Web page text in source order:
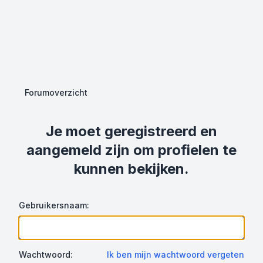
Forumoverzicht
Je moet geregistreerd en
aangemeld zijn om profielen te
kunnen bekijken.
Gebruikersnaam:
Wachtwoord: Ik ben mijn wachtwoord vergeten